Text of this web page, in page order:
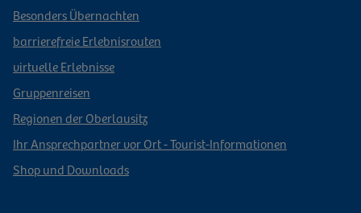
Besonders Übernachten
barrierefreie Erlebnisrouten
virtuelle Erlebnisse
Gruppenreisen
Regionen der Oberlausitz
Ihr Ansprechpartner vor Ort - Tourist-Informationen
Shop und Downloads